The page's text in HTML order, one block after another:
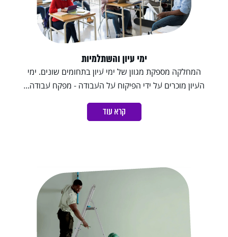
ימי עיון והשתלמיות
המחלקה מספקת מגוון של ימי עיון בתחומים שונים. ימי
העיון מוכרים על ידי הפיקוח על העבודה - מפקח עבודה...
קרא עוד